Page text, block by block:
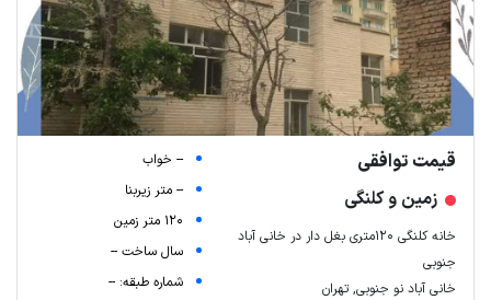
قیمت توافقی
زمین و کلنگی
خانه کلنگی ۱۲۰متری بغل دار در خانی آباد
جنوبی
خانی آباد نو جنوبی, تهران
-- خواب
-- متر زیربنا
120 متر زمین
سال ساخت --
شماره طبقه: --